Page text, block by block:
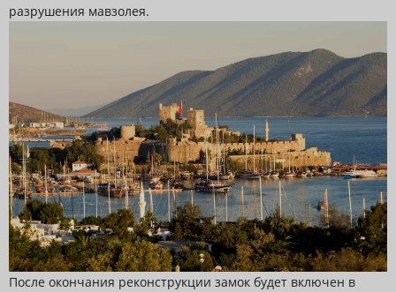
разрушения мавзолея.
После окончания реконструкции замок будет включен в